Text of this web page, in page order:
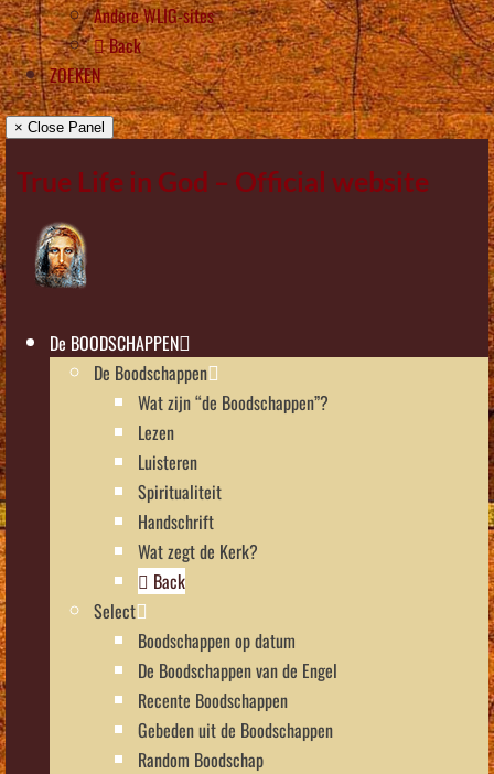
Andere WLIG-sites
Back
ZOEKEN
× Close Panel
True Life in God – Official website
De BOODSCHAPPEN
De Boodschappen
Wat zijn “de Boodschappen”?
Lezen
Luisteren
Spiritualiteit
Handschrift
Wat zegt de Kerk?
Back
Select
Boodschappen op datum
De Boodschappen van de Engel
Recente Boodschappen
Gebeden uit de Boodschappen
Random Boodschap